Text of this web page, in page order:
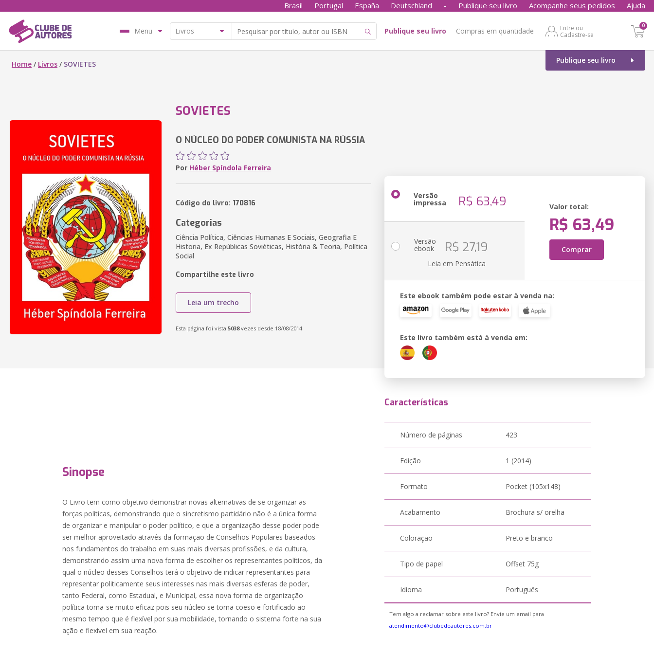
Brasil Portugal España Deutschland - Publique seu livro Acompanhe seus pedidos Ajuda
Menu Publique seu livro Compras em quantidade
Entre ou
Cadastre-se
0
Publique seu livro
Home / Livros / SOVIETES
SOVIETES
O NÚCLEO DO PODER COMUNISTA NA RÚSSIA
Por Héber Spíndola Ferreira
Código do livro: 170816
Categorias
Ciência Política, Ciências Humanas E Sociais, Geografia E
Historia, Ex Repúblicas Soviéticas, História & Teoria, Política
Social
Compartilhe este livro
Leia um trecho
Esta página foi vista 5038vezes desde 18/08/2014
Versão
impressa R$ 63,49 Valor total:
R$ 63,49
Comprar
Versão
ebook R$ 27,19
Leia em Pensática
Este ebook também pode estar à venda na:
Este livro também está à venda em:
Sinopse
O Livro tem como objetivo demonstrar novas alternativas de se organizar as
forças políticas, demonstrando que o sincretismo partidário não é a única forma
de organizar e manipular o poder político, e que a organização desse poder pode
ser melhor aproveitado através da formação de Conselhos Populares baseados
nos fundamentos do trabalho em suas mais diversas profissões, e da cultura,
demonstrando assim uma nova forma de escolher os representantes políticos, da
qual o núcleo desses Conselhos terá o objetivo de indicar representantes para
representar politicamente seus interesses nas mais diversas esferas de poder,
tanto Federal, como Estadual, e Municipal, essa nova forma de organização
política torna-se muito eficaz pois seu núcleo se torna coeso e fortificado ao
mesmo tempo que é flexível por sua mobilidade, tornando o sistema forte na sua
ação e flexível em sua reação.
Características
Número de páginas 423
Edição 1 (2014)
Formato Pocket (105x148)
Acabamento Brochura s/ orelha
Coloração Preto e branco
Tipo de papel Offset 75g
Idioma Português
Tem algo a reclamar sobre este livro? Envie um email para
atendimento@clubedeautores.com.br